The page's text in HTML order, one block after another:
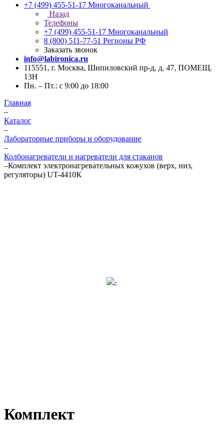
+7 (499) 455-51-17 Многоканальный
Назад
Телефоны
+7 (499) 455-51-17 Многоканальный
8 (800) 511-77-51 Регионы РФ
Заказать звонок
info@labironica.ru
115551, г. Москва, Шипиловский пр-д, д. 47, ПОМЕЩ.
13Н
Пн. – Пт.: с 9:00 до 18:00
Главная
–
Каталог
–
Лабораторные приборы и оборудование
–
Колбонагреватели и нагреватели для стаканов
–Комплект электронагревательных кожухов (верх, низ,
регуляторы) UT-4410К
Комплект